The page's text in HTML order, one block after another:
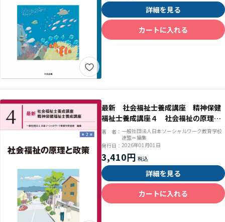
詳細を見る
カートに入れる
最新 社会福祉士養成講座 精神保健
福祉士養成講座４ 社会福祉の原理と
政策 第２版
著 者： 一般社団法人日本ソーシャルワーク教育学校
連盟＝編集
発行日： 2026年01月01日
3,410円
詳細を見る
カートに入れる